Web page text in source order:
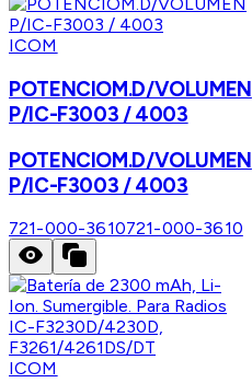
ICOM
POTENCIOM.D/VOLUMEN
P/IC-F3003 / 4003
POTENCIOM.D/VOLUMEN
P/IC-F3003 / 4003
721-000-3610721-000-3610
ICOM